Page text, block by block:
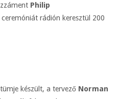
Philip
rádión keresztül 200
készült, a tervező Norman